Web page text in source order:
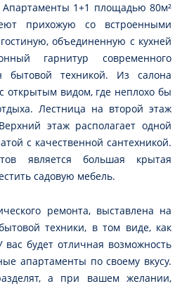
Апартаменты 1+1 площадью 80м²
прихожую со встроенными
объединенную с кухней
гарнитур современного
бытовой техникой. Из салона
открытым видом, где неплохо бы
Лестница на второй этаж
этаж располагает одной
с качественной сантехникой.
является большая крытая
садовую мебель.
ремонта, выставлена на
техники, в том виде, как
будет отличная возможность
апартаменты по своему вкусу.
а при вашем желании,